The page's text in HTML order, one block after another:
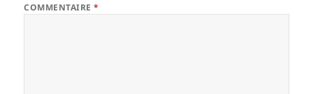
COMMENTAIRE*